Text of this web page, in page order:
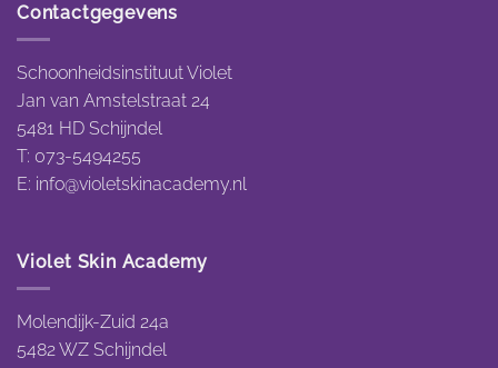
Contactgegevens
Schoonheidsinstituut Violet
Jan van Amstelstraat 24
5481 HD Schijndel
T: 073-5494255
E: info@violetskinacademy.nl
Violet Skin Academy
Molendijk-Zuid 24a
5482 WZ Schijndel